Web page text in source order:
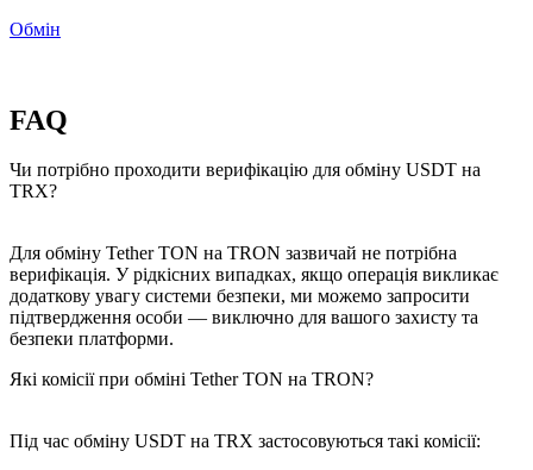
Обмін
FAQ
Чи потрібно проходити верифікацію для обміну USDT на
TRX?
Для обміну Tether TON на TRON зазвичай не потрібна
верифікація. У рідкісних випадках, якщо операція викликає
додаткову увагу системи безпеки, ми можемо запросити
підтвердження особи — виключно для вашого захисту та
безпеки платформи.
Які комісії при обміні Tether TON на TRON?
Під час обміну USDT на TRX застосовуються такі комісії: